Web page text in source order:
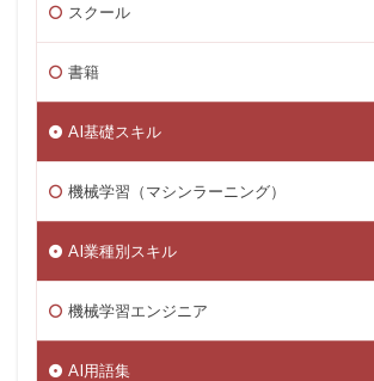
スクール
書籍
AI基礎スキル
機械学習（マシンラーニング）
AI業種別スキル
機械学習エンジニア
AI用語集